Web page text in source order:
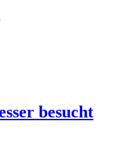
besucht